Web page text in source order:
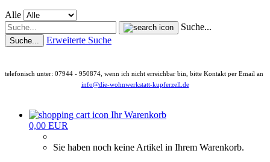
Alle
Suche...
Suche... Erweiterte Suche
telefonisch unter: 07944 - 950874, wenn ich nicht erreichbar bin, bitte Kontakt per Email an
info@die-wohnwerkstatt-kupferzell.de
Ihr Warenkorb
0,00 EUR
Sie haben noch keine Artikel in Ihrem Warenkorb.